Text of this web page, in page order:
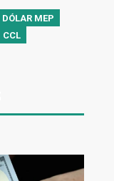
DÓLAR MEP
CCL